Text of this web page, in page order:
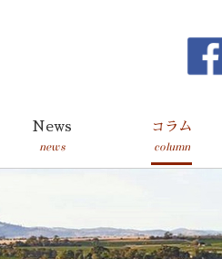
News
news
コラム
column